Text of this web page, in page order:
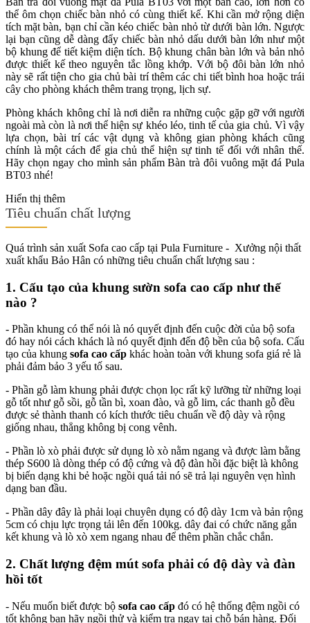
thể ôm chọn chiếc bàn nhỏ có cùng thiết kế. Khi cần mở rộng diện
tích mặt bàn, bạn chỉ cần kéo chiếc bàn nhỏ từ dưới bàn lớn. Ngược
lại bạn cũng dễ dàng đẩy chiếc bàn nhỏ dấu dưới bàn lớn như một
bộ khung để tiết kiệm diện tích. Bộ khung chân bàn lớn và bản nhỏ
được thiết kế theo nguyên tắc lồng khớp. Với bộ đôi bàn lớn nhỏ
này sẽ rất tiện cho gia chủ bài trí thêm các chi tiết bình hoa hoặc trái
cây cho phòng khách thêm trang trọng, lịch sự.
Phòng khách không chỉ là nơi diễn ra những cuộc gặp gỡ với người
ngoài mà còn là nơi thể hiện sự khéo léo, tinh tế của gia chủ. Vì vậy
lựa chọn, bài trí các vật dụng và không gian phòng khách cũng
chính là một cách để gia chủ thể hiện sự tinh tế đối với nhân thế.
Hãy chọn ngay cho mình sản phẩm Bàn trà đôi vuông mặt đá Pula
BT03 nhé!
Hiển thị thêm
Tiêu chuẩn chất lượng
Quá trình sản xuất Sofa cao cấp tại Pula Furniture - Xưởng nội thất
xuất khẩu Bảo Hân có những tiêu chuẩn chất lượng sau :
1. Cấu tạo của khung sườn sofa cao cấp như thế
nào ?
- Phần khung có thể nói là nó quyết định đến cuộc đời của bộ sofa
đó hay nói cách khách là nó quyết định đến độ bền của bộ sofa. Cấu
tạo của khung sofa cao cấp khác hoàn toàn với khung sofa giá rẻ là
phải đảm bảo 3 yếu tố sau.
- Phần gỗ làm khung phải được chọn lọc rất kỹ lưỡng từ những loại
gỗ tốt như gỗ sồi, gỗ tần bì, xoan đào, và gỗ lim, các thanh gỗ đều
được sẻ thành thanh có kích thước tiêu chuẩn về độ dày và rộng
giống nhau, thẳng không bị cong vênh.
- Phần lò xò phải được sử dụng lò xò nằm ngang và được làm bằng
thép S600 là dòng thép có độ cứng và độ đàn hồi đặc biệt là không
bị biến dạng khi bẻ hoặc ngồi quá tải nó sẽ trả lại nguyên vẹn hình
dạng ban đầu.
- Phần dây đây là phải loại chuyên dụng có độ dày 1cm và bản rộng
5cm có chịu lực trọng tải lên đến 100kg. dây đai có chức năng gắn
kết khung và lò xò xem ngang nhau để thêm phần chắc chắn.
2. Chất lượng đệm mút sofa phải có độ dày và đàn
hồi tốt
- Nếu muốn biết được bộ sofa cao cấp đó có hệ thống đệm ngồi có
tốt không bạn hãy ngồi thử và kiểm tra ngay tại chỗ bán hàng. Đối